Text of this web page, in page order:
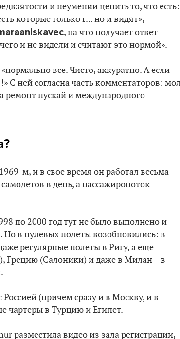
и неумении ценить то, что есть:
которые только г... но и видят», –
, на что получает ответ
и не видели и считают это нормой».
все. Чисто, аккуратно. А если
С ней согласна часть комментаторов:
ремонт пускай и международного
м, и в свое время он работал весьма
в день, а пассажиропоток
по 2000 год тут не было выполнено и
Но в нулевых полеты возобновились: в
регулярные полеты в Ригу, а еще
Грецию (Салоники) и даже в Милан – в
(причем сразу и в Москву, и в
чартеры в Турцию и Египет.
разместила видео из зала регистрации,